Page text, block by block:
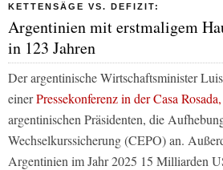
KETTENSÄGE VS. DEFIZIT:
Argentinien mit erstmaligem
in 123 Jahren
Der argentinische Wirtschaftsminister
einerPressekonferenz in der Casa Rosada,
argentinischen Präsidenten, die
Wechselkurssicherung (CEPO) an.
Argentinien im Jahr 2025 15 Milliarden